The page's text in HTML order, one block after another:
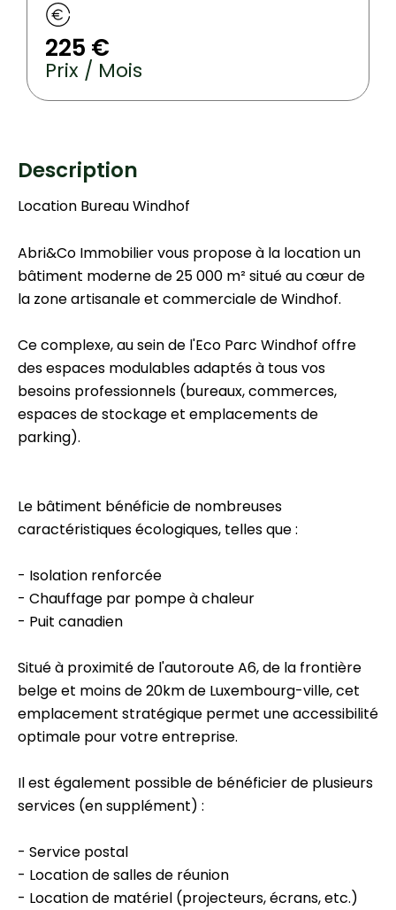
225 €
Prix / Mois
Description
Location Bureau Windhof
Abri&Co Immobilier vous propose à la location un
bâtiment moderne de 25 000 m² situé au cœur de
la zone artisanale et commerciale de Windhof.
Ce complexe, au sein de l'Eco Parc Windhof offre
des espaces modulables adaptés à tous vos
besoins professionnels (bureaux, commerces,
espaces de stockage et emplacements de
parking).
Le bâtiment bénéficie de nombreuses
caractéristiques écologiques, telles que :
- Isolation renforcée
- Chauffage par pompe à chaleur
- Puit canadien
Situé à proximité de l'autoroute A6, de la frontière
belge et moins de 20km de Luxembourg-ville, cet
emplacement stratégique permet une accessibilité
optimale pour votre entreprise.
Il est également possible de bénéficier de plusieurs
services (en supplément) :
- Service postal
- Location de salles de réunion
- Location de matériel (projecteurs, écrans, etc.)